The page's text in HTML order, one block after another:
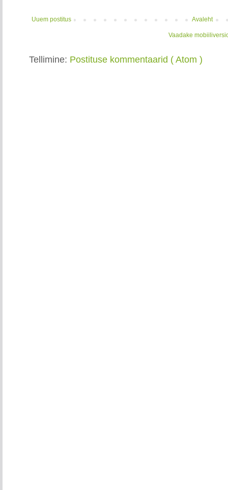
Uuem postitus Avaleht
Vaadake
Tellimine: Postituse kommentaarid ( Atom )